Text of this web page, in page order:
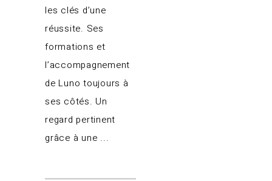
les clés d’une
réussite. Ses
formations et
l’accompagnement
de Luno toujours à
ses côtés. Un
regard pertinent
grâce à une